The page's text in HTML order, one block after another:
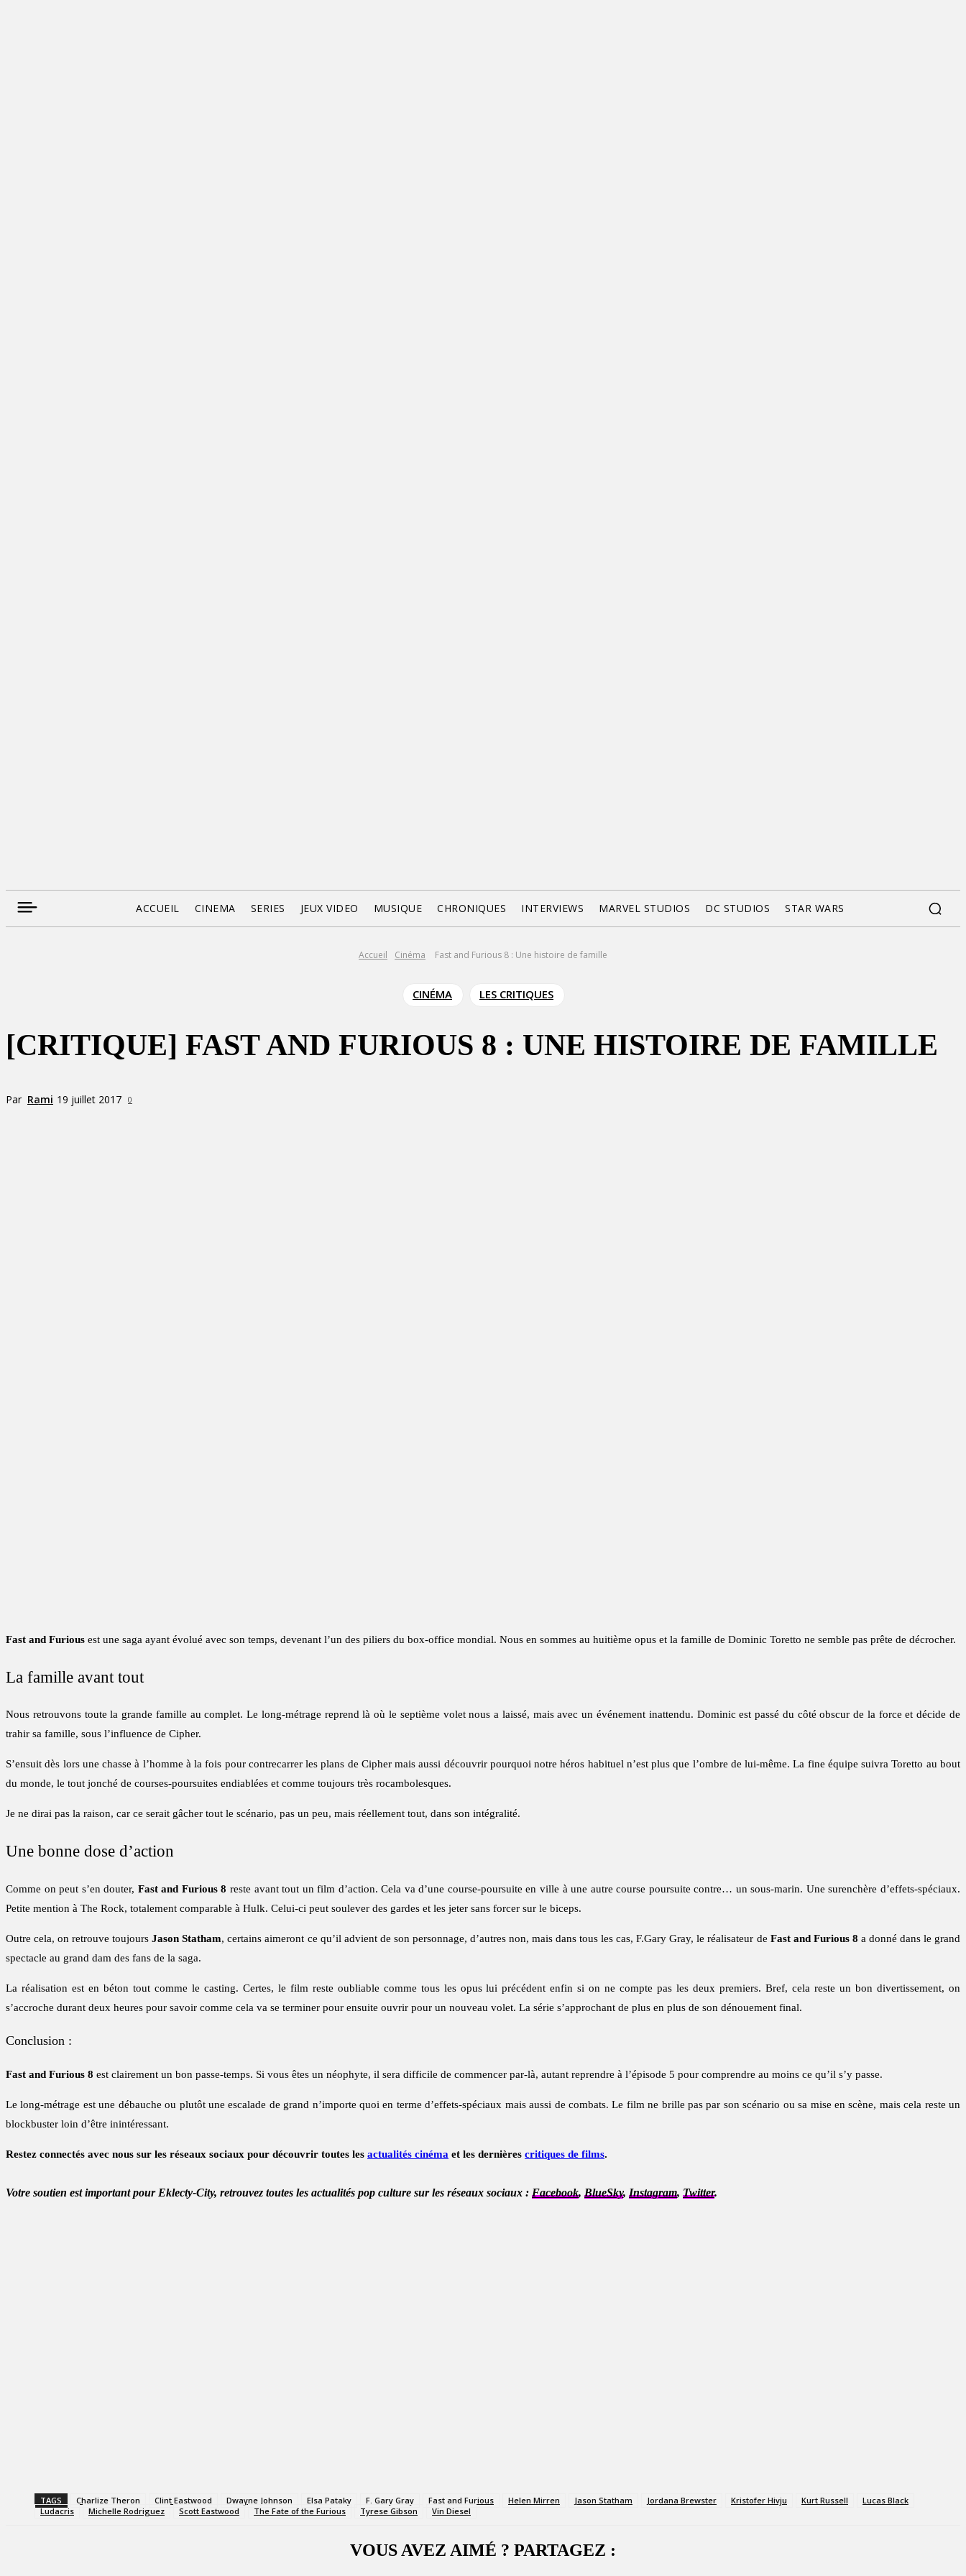
ACCUEIL CINEMA SERIES JEUX VIDEO MUSIQUE CHRONIQUES INTERVIEWS MARVEL STUDIOS DC STUDIOS STAR WARS
Accueil Cinéma Fast and Furious 8 : Une histoire de famille
CINÉMA LES CRITIQUES
[CRITIQUE] FAST AND FURIOUS 8 : UNE HISTOIRE DE FAMILLE
Par Rami 19 juillet 2017 0
Fast and Furious est une saga ayant évolué avec son temps, devenant l’un des piliers du box-office mondial. Nous en sommes au huitième opus et la famille de Dominic Toretto ne semble pas prête de décrocher.
La famille avant tout
Nous retrouvons toute la grande famille au complet. Le long-métrage reprend là où le septième volet nous a laissé, mais avec un événement inattendu. Dominic est passé du côté obscur de la force et décide de
trahir sa famille, sous l’influence de Cipher.
S’ensuit dès lors une chasse à l’homme à la fois pour contrecarrer les plans de Cipher mais aussi découvrir pourquoi notre héros habituel n’est plus que l’ombre de lui-même. La fine équipe suivra Toretto au bout
du monde, le tout jonché de courses-poursuites endiablées et comme toujours très rocambolesques.
Je ne dirai pas la raison, car ce serait gâcher tout le scénario, pas un peu, mais réellement tout, dans son intégralité.
Une bonne dose d’action
Comme on peut s’en douter, Fast and Furious 8 reste avant tout un film d’action. Cela va d’une course-poursuite en ville à une autre course poursuite contre… un sous-marin. Une surenchère d’effets-spéciaux.
Petite mention à The Rock, totalement comparable à Hulk. Celui-ci peut soulever des gardes et les jeter sans forcer sur le biceps.
Outre cela, on retrouve toujoursJason Statham, certains aimeront ce qu’il advient de son personnage, d’autres non, mais dans tous les cas, F.Gary Gray, le réalisateur de Fast and Furious 8 a donné dans le grand
spectacle au grand dam des fans de la saga.
La réalisation est en béton tout comme le casting. Certes, le film reste oubliable comme tous les opus lui précédent enfin si on ne compte pas les deux premiers. Bref, cela reste un bon divertissement, on
s’accroche durant deux heures pour savoir comme cela va se terminer pour ensuite ouvrir pour un nouveau volet. La série s’approchant de plus en plus de son dénouement final.
Conclusion :
Fast and Furious 8 est clairement un bon passe-temps. Si vous êtes un néophyte, il sera difficile de commencer par-là, autant reprendre à l’épisode 5 pour comprendre au moins ce qu’il s’y passe.
Le long-métrage est une débauche ou plutôt une escalade de grand n’importe quoi en terme d’effets-spéciaux mais aussi de combats. Le film ne brille pas par son scénario ou sa mise en scène, mais cela reste un
blockbuster loin d’être inintéressant.
Restez connectés avec nous sur les réseaux sociaux pour découvrir toutes les actualités cinéma et les dernières critiques de films.
Votre soutien est important pour Eklecty-City, retrouvez toutes les actualités pop culture sur les réseaux sociaux : Facebook, BlueSky, Instagram, Twitter.
TAGS Charlize Theron Clint Eastwood Dwayne Johnson Elsa Pataky F. Gary Gray Fast and Furious Helen Mirren Jason Statham Jordana Brewster Kristofer Hivju Kurt Russell
Lucas Black
Ludacris
Michelle Rodriguez Scott Eastwood The Fate of the Furious Tyrese Gibson Vin Diesel
VOUS AVEZ AIMÉ ? PARTAGEZ :